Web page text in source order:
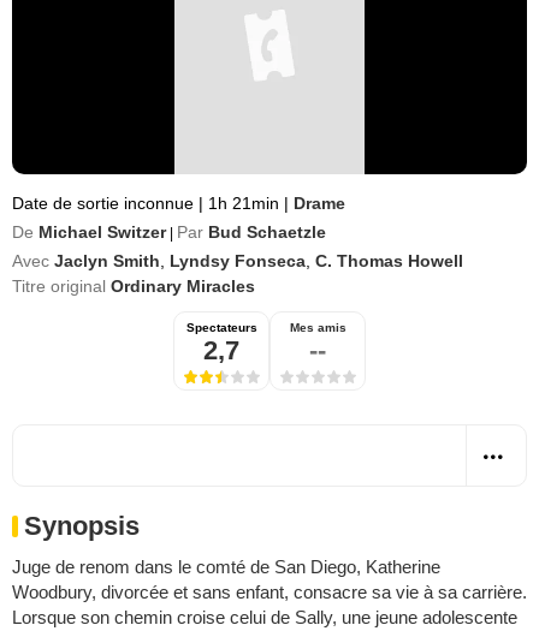
Date de sortie inconnue | 1h 21min | Drame
De Michael Switzer Par Bud Schaetzle
Avec Jaclyn Smith Lyndsy Fonseca C. Thomas Howell
Titre original Ordinary Miracles
Spectateurs
2,7
Mes amis
--
Synopsis
Juge de renom dans le comté de San Diego, Katherine
Woodbury, divorcée et sans enfant, consacre sa vie à sa carrière.
Lorsque son chemin croise celui de Sally, une jeune adolescente